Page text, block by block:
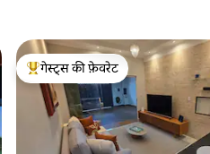
गेस्ट्स का टॉप फ़ेवरेट
गेस्ट्स की फ़ेवरेट